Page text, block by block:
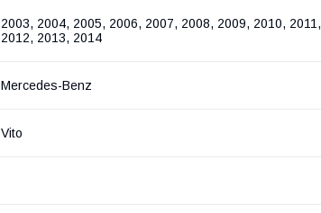
2003, 2004, 2005, 2006, 2007, 2008, 2009, 2010, 2011,
2012, 2013, 2014
Mercedes-Benz
Vito